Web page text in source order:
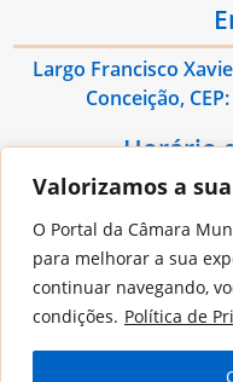
Valorizamos a
O Portal da Câmara
para melhorar a sua
continuar navegando,
condições. Política de
Largo Francisco
Conceição,
Horário
De Segunda à
E-mail: